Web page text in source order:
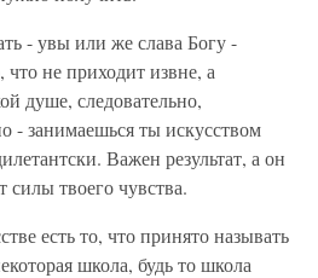
- увы или же слава Богу -
что не приходит извне, а
душе, следовательно,
- занимаешься ты искусством
Важен результат, а он
силы твоего чувства.
есть то, что принято называть
школа, будь то школа